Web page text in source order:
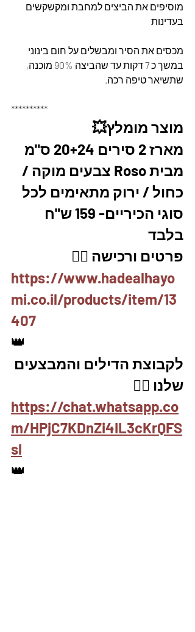
מוסיפים את הביצים למחבת ומקשקשים
בעדינות
מכסים את הסיר ומבשלים על חום בינוני
במשך כ 7 דקות עד שהביצה 90% מוכנה,
שתשיאר טיפה רכה.
**********
מוצר מומלץ💥
מארז 2 סירים 20+24 ס"מ
מבית Roso צבעים מוקה /
כחול / ירוק מתאימים לכל
סוגי הכיריים- 159 ש"ח
בלבד
פרטים ורכישה 👇🏽
https://www.hadealhayo
mi.co.il/products/item/13
407
👑
לקבוצת הדילים והמבצעים
שלנו 👇🏼
https://chat.whatsapp.co
m/HPjC7KDnZi4IL3cKrQFS
sl
👑